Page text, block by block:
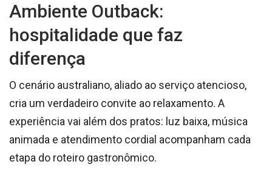
Ambiente Outback:
hospitalidade que faz
diferença
O cenário australiano, aliado ao serviço atencioso,
cria um verdadeiro convite ao relaxamento. A
experiência vai além dos pratos: luz baixa, música
animada e atendimento cordial acompanham cada
etapa do roteiro gastronômico.